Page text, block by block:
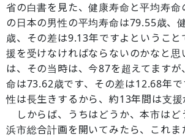
省の白書を見た、健康寿命と平均寿命
の日本の男性の平均寿命は79.55歳、
歳、その差は9.13年ですよということ
援を受けなければならないのかなと思
は、その当時は、今87を超えてます
命は73.62歳です、その差は12.68年
性は長生きするから、約13年間は支援
しからば、うちはどうか、本市はど
浜市総合計画を開いてみたら、これま